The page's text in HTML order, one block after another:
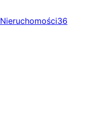
Nieruchomości36